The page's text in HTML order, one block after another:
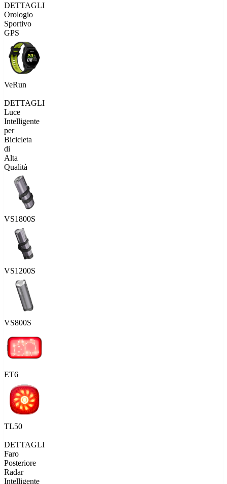
DETTAGLI
Orologio
Sportivo
GPS
VeRun
DETTAGLI
Luce
Intelligente
per
Bicicleta
di
Alta
Qualità
VS1800S
VS1200S
VS800S
ET6
TL50
DETTAGLI
Faro
Posteriore
Radar
Intelligente